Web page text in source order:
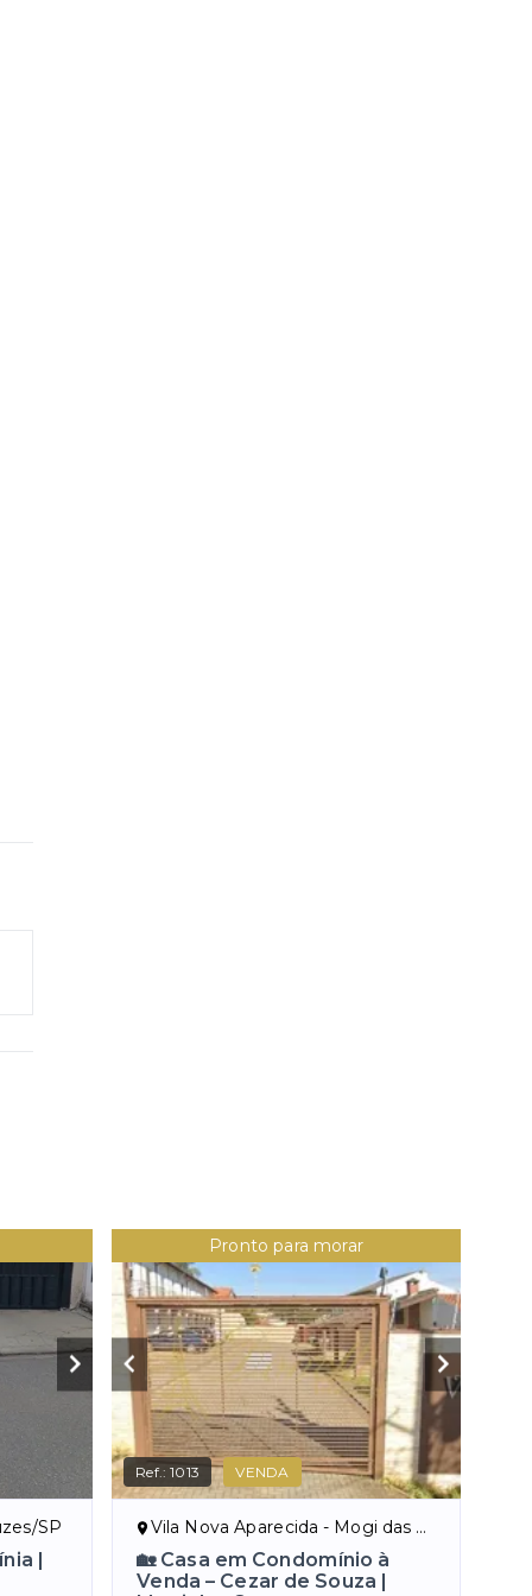
SP
|
Pronto para morar
Ref.:1013 VENDA
Vila Nova Aparecida - Mogi das Cruzes/SP
🏡 Casa em Condomínio à
Venda – Cezar de Souza |